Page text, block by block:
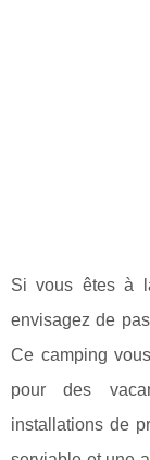
Si vous êtes à
envisagez de
Ce camping
pour des
installations de